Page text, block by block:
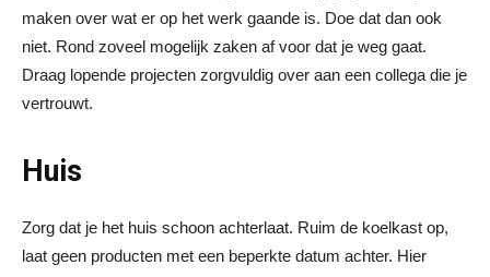
maken over wat er op het werk gaande is. Doe dat dan ook
niet. Rond zoveel mogelijk zaken af voor dat je weg gaat.
Draag lopende projecten zorgvuldig over aan een collega die je
vertrouwt.
Huis
Zorg dat je het huis schoon achterlaat. Ruim de koelkast op,
laat geen producten met een beperkte datum achter. Hier